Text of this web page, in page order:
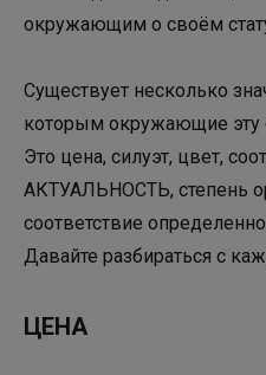
окружающим о своём
Существует несколько
которым окружающие
Это цена, силуэт, цвет,
АКТУАЛЬНОСТЬ, степень
соответствие
Давайте разбираться с
ЦЕНА